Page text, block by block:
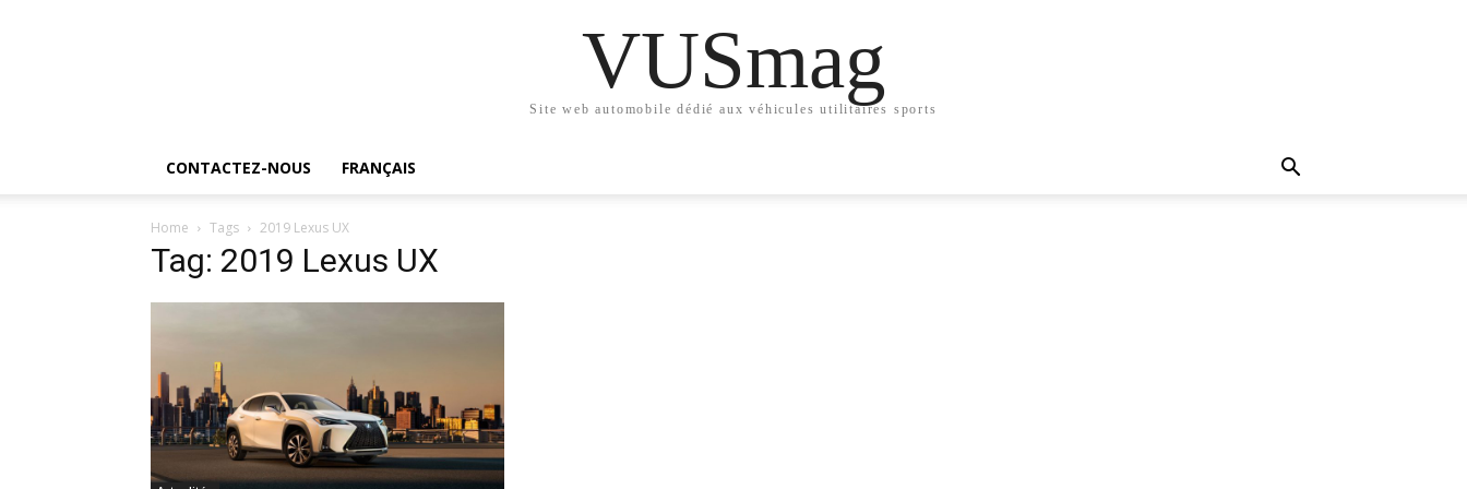
VUSmag
Site web automobile dédié aux véhicules utilitaires sports
CONTACTEZ-NOUS FRANÇAIS
Home Tags 2019 Lexus UX
Tag: 2019 Lexus UX